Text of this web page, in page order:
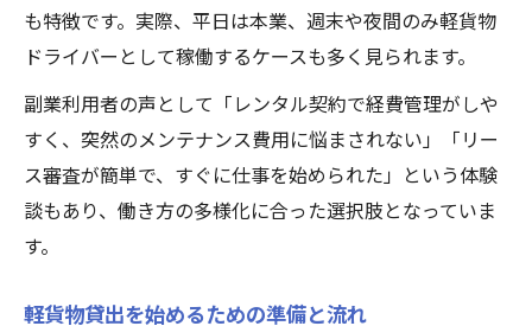
軽貨物リースやめとけと言われる理由に迫
る
リース審査なし軽貨物活用の実際のメリッ
ト
軽貨物リースとレンタル最適選択ポイント
軽貨物リース黒ナンバー利用の注意事項
も特徴です。実際、平日は本業、週末や夜間のみ軽貨物
ドライバーとして稼働するケースも多く見られます。
副業利用者の声として「レンタル契約で経費管理がしや
すく、突然のメンテナンス費用に悩まされない」「リー
ス審査が簡単で、すぐに仕事を始められた」という体験
談もあり、働き方の多様化に合った選択肢となっていま
す。
軽貨物貸出を始めるための準備と流れ